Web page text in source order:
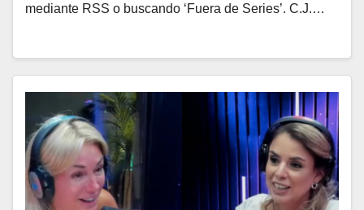
mediante RSS o buscando ‘Fuera de Series’. C.J.…